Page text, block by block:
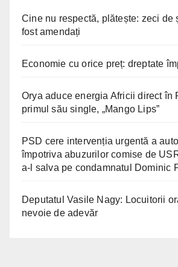
Cine nu respectă, plătește: zeci de
fost amendați
Economie cu orice preț: dreptate
Orya aduce energia Africii direct în
primul său single, „Mango Lips”
PSD cere intervenția urgentă a
împotriva abuzurilor comise de
a-l salva pe condamnatul Dominic
Deputatul Vasile Nagy: Locuitorii
nevoie de adevăr